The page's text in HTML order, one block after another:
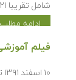
شامل تقریبا ۲۱…
ادامه مطلب
فیلم
۱۰ اسفند ۱۳۹۱